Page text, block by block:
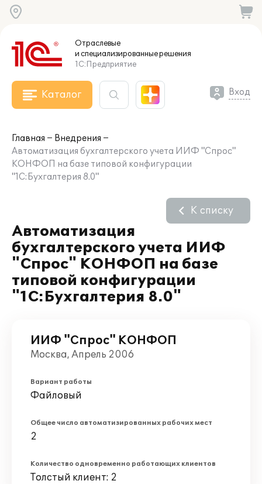
Отраслевые
и специализированныерешения
1С:Предприятие
Каталог Вход
Главная
Внедрения
Автоматизация бухгалтерского учета ИИФ "Спрос"
КОНФОП на базе типовой конфигурации
"1С:Бухгалтерия 8.0"
Автоматизация
бухгалтерского учета ИИФ
"Спрос" КОНФОП на базе
типовой конфигурации
"1С:Бухгалтерия 8.0"
К списку
ИИФ "Спрос" КОНФОП
Москва, Апрель 2006
Вариант работы
Файловый
Общее число автоматизированных рабочих мест
2
Количество одновременно работающих клиентов
Толстый клиент: 2